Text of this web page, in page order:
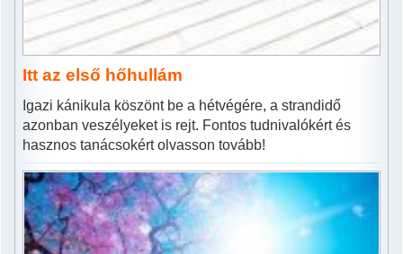
Itt az első hőhullám
Igazi kánikula köszönt be a hétvégére, a strandidő
azonban veszélyeket is rejt. Fontos tudnivalókért és
hasznos tanácsokért olvasson tovább!